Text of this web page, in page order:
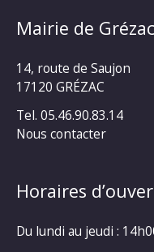
Mairie de Grézac
14, route de Saujon
17120 GRÉZAC
Tel. 05.46.90.83.14
Nous contacter
Horaires
Du lundi au jeudi :